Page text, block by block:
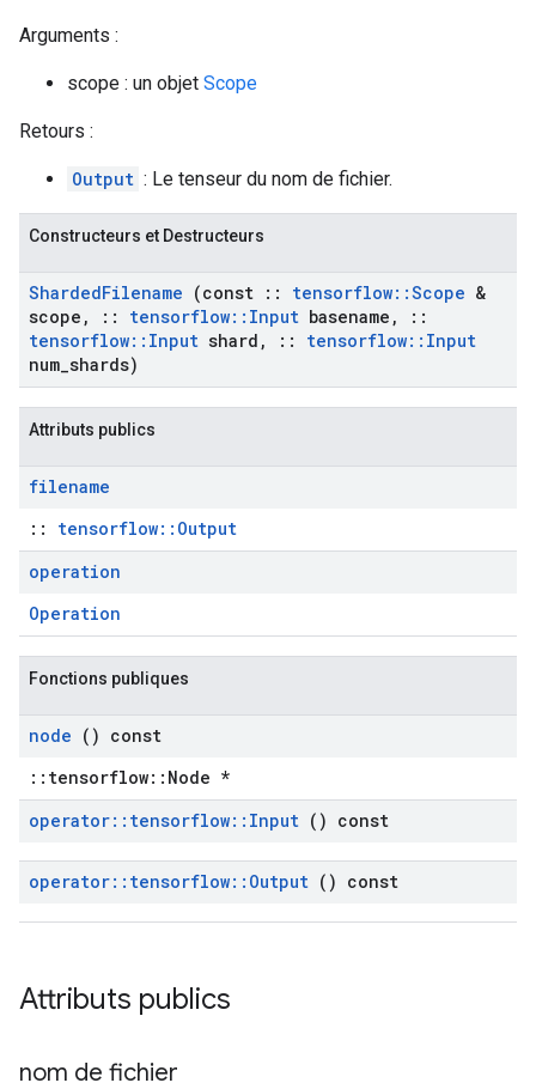
Arguments :
scope : un objet Scope
Retours :
Output : Le tenseur du nom de fichier.
Constructeurs et Destructeurs
ShardedFilename (const :: tensorflow::Scope &
scope , :: tensorflow:: Input basename ,
::
tensorflow:: Input shard , :: tensorflow:: Input
num shards)
Attributs publics
filename
:: tensorflow::Output
operation
Operation
Fonctions publiques
node () const
::tensorflow::Node *
operator:: tensorflow:: Input () const
operator:: tensorflow:: Output () const
Attributs publics
nom de fichier